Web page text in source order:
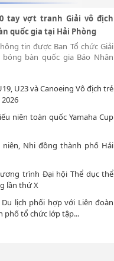
tay vợt tranh Giải vô địch
quốc gia tại Hải Phòng
tin được Ban Tổ chức Giải
bàn quốc gia Báo Nhân
U23 và Canoeing Vô địch trẻ
niên toàn quốc Yamaha Cup
niên, Nhi đồng thành phố Hải
trình Đại hội Thể dục thể
lần thứ X
lịch phối hợp với Liên đoàn
phố tổ chức lớp tập...